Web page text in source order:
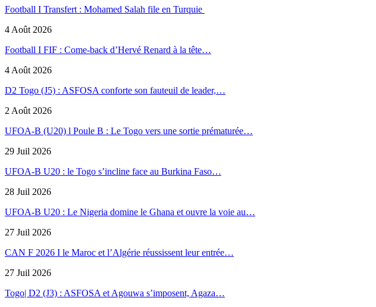
Football I Transfert : Mohamed Salah file en Turquie
4 Août 2026
Football I FIF : Come-back d’Hervé Renard à la tête…
4 Août 2026
D2 Togo (J5) : ASFOSA conforte son fauteuil de leader,…
2 Août 2026
UFOA-B (U20) l Poule B : Le Togo vers une sortie prématurée…
29 Juil 2026
UFOA-B U20 : le Togo s’incline face au Burkina Faso…
28 Juil 2026
UFOA-B U20 : Le Nigeria domine le Ghana et ouvre la voie au…
27 Juil 2026
CAN F 2026 I le Maroc et l’Algérie réussissent leur entrée…
27 Juil 2026
Togo| D2 (J3) : ASFOSA et Agouwa s’imposent, Agaza…